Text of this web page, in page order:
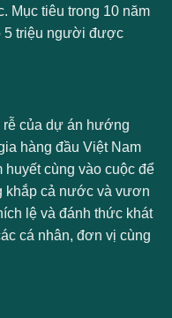
Mục tiêu trong 10 năm
5 triệu người được
rễ của dự án hướng
hàng đầu Việt Nam
cùng vào cuộc để
khắp cả nước và vươn
lệ và đánh thức khát
cá nhân, đơn vị cùng